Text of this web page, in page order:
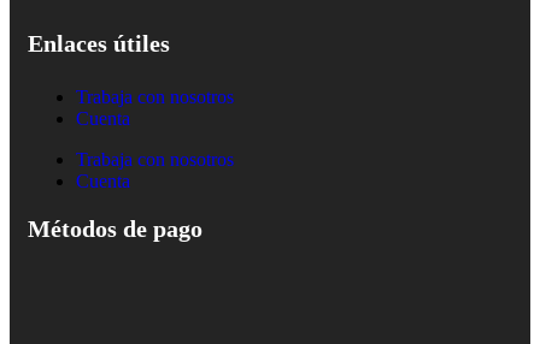
Enlaces útiles
Trabaja con nosotros
Cuenta
Trabaja con nosotros
Cuenta
Métodos de pago